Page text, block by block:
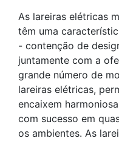
As lareiras elétricas
têm uma
- contenção de
juntamente com a
grande número de
lareiras elétricas,
encaixem
com sucesso em
os ambientes. As